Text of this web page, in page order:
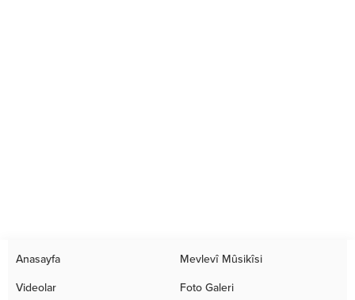
Anasayfa Mevlevî Mûsikîsi
Videolar Foto Galeri